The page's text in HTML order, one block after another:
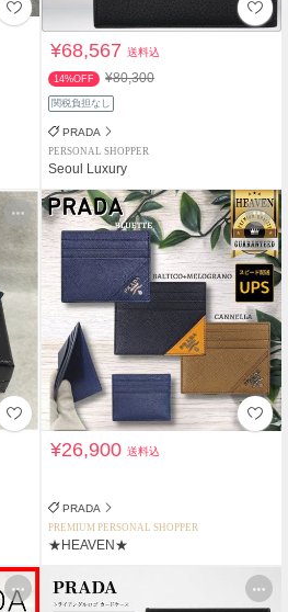
¥68,567送料込
14%OFF ¥80,300
関税負担なし
PRADA
PERSONAL SHOPPER
Seoul Luxury
¥26,900送料込
PRADA
PREMIUM PERSONAL SHOPPER
★HEAVEN★